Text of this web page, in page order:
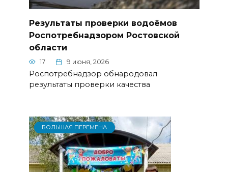
Результаты проверки водоёмов
Роспотребнадзором Ростовской
области
17 9 июня, 2026
Роспотребнадзор обнародовал
результаты проверки качества
БОЛЬШАЯ ПЕРЕМЕНА